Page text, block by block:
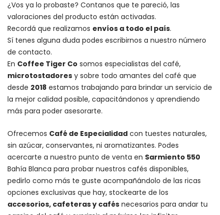
¿Vos ya lo probaste? Contanos que te pareció, las
valoraciones del producto están activadas.
Recordá que realizamos envíos a todo el país.
Sí tenes alguna duda podes escribirnos a nuestro número
de contacto.
En Coffee Tiger Co somos especialistas del café,
microtostadores y sobre todo amantes del café que
desde 2018 estamos trabajando para brindar un servicio de
la mejor calidad posible, capacitándonos y aprendiendo
más para poder asesorarte.
Ofrecemos Café de Especialidad con tuestes naturales,
sin azúcar, conservantes, ni aromatizantes. Podes
acercarte a nuestro punto de venta en Sarmiento 550
Bahía Blanca para probar nuestros cafés disponibles,
pedirlo como más te guste acompañándolo de las ricas
opciones exclusivas que hay, stockearte de los
accesorios, cafeteras y cafés necesarios para andar tu